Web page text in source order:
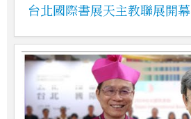
台北國際書展天主教聯展開幕